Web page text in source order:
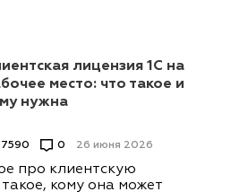
лицензия 1С на
место: что такое и
нужна
26 июня 2026
7590 0
про клиентскую
кому она может